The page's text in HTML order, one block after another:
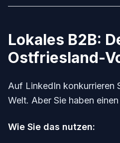
Lokales B2B:
Ostfriesland-
Auf LinkedIn konkurrieren
Welt. Aber Sie haben
Wie Sie das nutzen: